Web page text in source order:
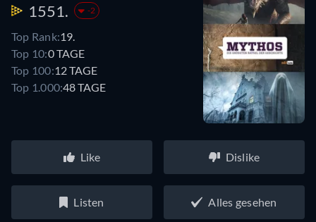
1551. -2
Top Rank:19.
Top 10:0 TAGE
Top 100:12 TAGE
Top 1.000:48 TAGE
Like Dislike
Listen Alles gesehen